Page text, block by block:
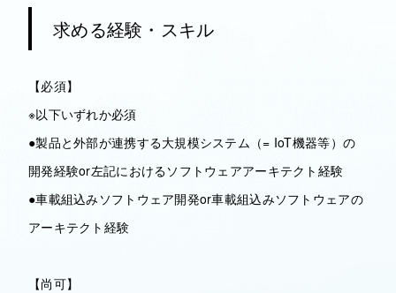
求める経験・スキル
【必須】
※以下いずれか必須
●製品と外部が連携する大規模システム（= IoT機器等）の
開発経験or左記におけるソフトウェアアーキテクト経験
●車載組込みソフトウェア開発or車載組込みソフトウェアの
アーキテクト経験
【尚可】